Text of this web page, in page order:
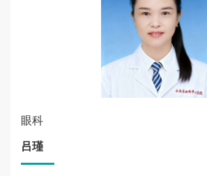
眼科
吕瑾